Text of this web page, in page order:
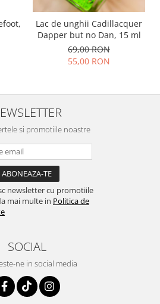
Lac de unghii Cadillacquer
Dapper but no Dan, 15 ml
69,00 RON
55,00 RON
si promotiile noastre
newsletter cu promotiile
mai multe in Politica de
SOCIAL
ne in social media